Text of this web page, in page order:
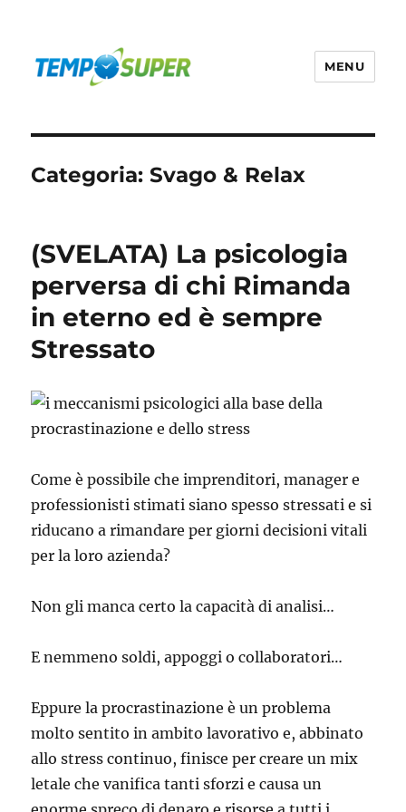
MENU
Categoria:Svago & Relax
(SVELATA) La psicologia
perversa di chi Rimanda
in eterno ed è sempre
Stressato
Come è possibile che imprenditori, manager e
professionisti stimati siano spesso stressati e si
riducano a rimandare per giorni decisioni vitali
per la loro azienda?
Non gli manca certo la capacità di analisi…
E nemmeno soldi, appoggi o collaboratori…
Eppure la procrastinazione è un problema
molto sentito in ambito lavorativo e, abbinato
allo stress continuo, finisce per creare un mix
letale che vanifica tanti sforzi e causa un